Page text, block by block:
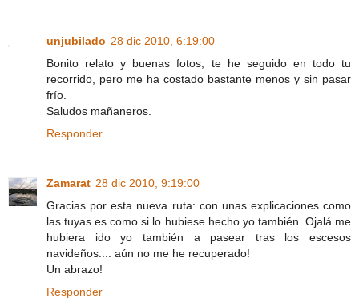
unjubilado 28 dic 2010, 6:19:00
Bonito relato y buenas fotos, te he seguido en todo tu
recorrido, pero me ha costado bastante menos y sin pasar
frío.
Saludos mañaneros.
Responder
Zamarat 28 dic 2010, 9:19:00
Gracias por esta nueva ruta: con unas explicaciones como
las tuyas es como si lo hubiese hecho yo también. Ojalá me
hubiera ido yo también a pasear tras los escesos
navideños...: aún no me he recuperado!
Un abrazo!
Responder